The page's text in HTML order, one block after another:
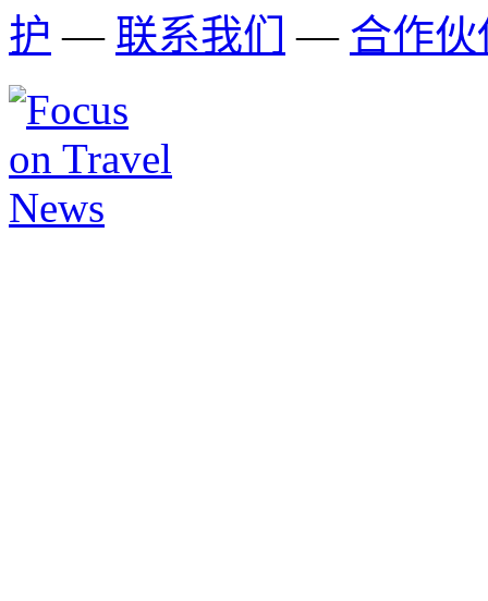
护 — 联系我们 — 合作伙